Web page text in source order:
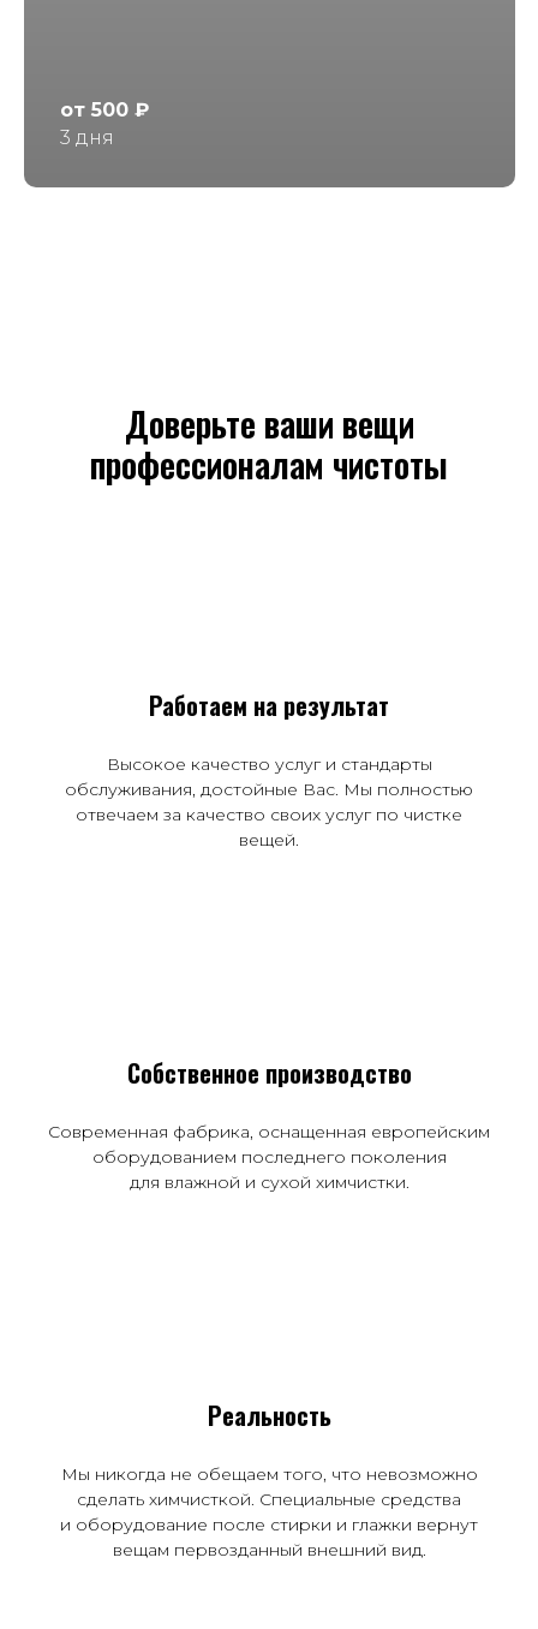
от 500 ₽
3 дня
Доверьте ваши вещи
профессионалам чистоты
Работаем на результат
Высокое качество услуг и стандарты
обслуживания, достойные Вас. Мы полностью
отвечаем за качество своих услуг по чистке
вещей.
Собственное производство
Современная фабрика, оснащенная европейским
оборудованием последнего поколения
для влажной и сухой химчистки.
Реальность
Мы никогда не обещаем того, что невозможно
сделать химчисткой. Специальные средства
и оборудование после стирки и глажки вернут
вещам первозданный внешний вид.